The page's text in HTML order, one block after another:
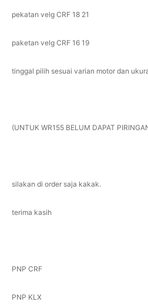
pekatan velg CRF 18 21
paketan velg CRF 16 19
tinggal pilih sesuai varian motor dan
(UNTUK WR155 BELUM DAPAT
silakan di order saja kakak.
terima kasih
PNP CRF
PNP KLX